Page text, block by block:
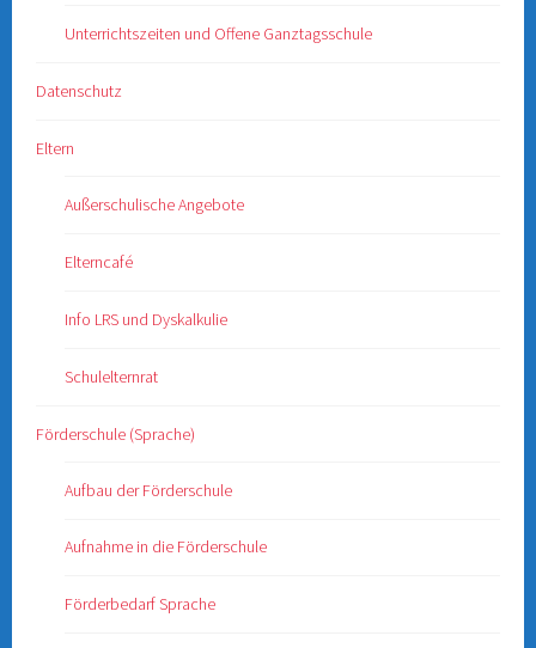
Unterrichtszeiten und Offene Ganztagsschule
Datenschutz
Eltern
Außerschulische Angebote
Elterncafé
Info LRS und Dyskalkulie
Schulelternrat
Förderschule (Sprache)
Aufbau der Förderschule
Aufnahme in die Förderschule
Förderbedarf Sprache